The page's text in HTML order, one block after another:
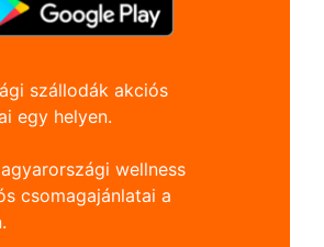
szállodák akciós
egy helyen.
wellness
csomagajánlatai a